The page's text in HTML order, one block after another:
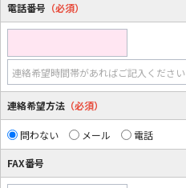
電話番号 （必須）
連絡希望時間帯があればご記入ください
連絡希望方法 （必須）
問わない メール 電話
FAX番号